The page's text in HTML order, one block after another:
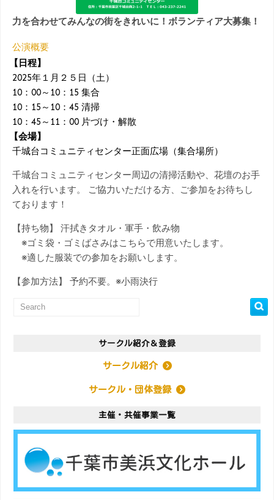
力を合わせてみんなの街をきれいに！ボランティア大募集！
公演概要
【日程】
2025年１月２５日（土）
10：00～10：15 集合
10：15～10：45 清掃
10：45～11：00 片づけ・解散
【会場】
千城台コミュニティセンター正面広場（集合場所）
千城台コミュニティセンター周辺の清掃活動や、花壇のお手
入れを行います。 ご協力いただける方、ご参加をお待ちし
ております！
【持ち物】 汗拭きタオル・軍手・飲み物
※ゴミ袋・ゴミばさみはこちらで用意いたします。
※適した服装での参加をお願いします。
【参加方法】 予約不要。※小雨決行
サークル紹介＆登録
サークル紹介
サークル・団体登録
主催・共催事業一覧